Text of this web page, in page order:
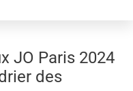
JO Paris 2024
des